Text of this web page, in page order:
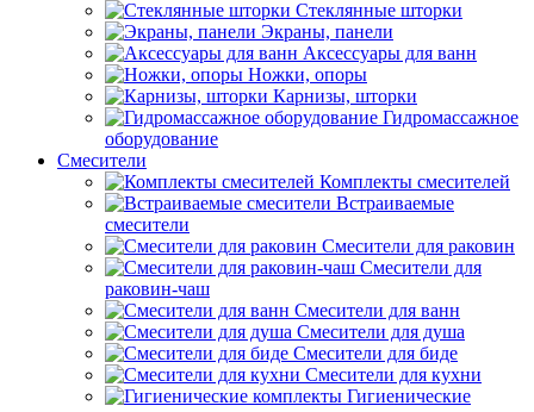
Стеклянные шторки
Экраны, панели
Аксессуары для ванн
Ножки, опоры
Карнизы, шторки
Гидромассажное
оборудование
Смесители
Комплекты смесителей
Встраиваемые
смесители
Смесители для раковин
Смесители для
раковин-чаш
Смесители для ванн
Смесители для душа
Смесители для биде
Смесители для кухни
Гигиенические